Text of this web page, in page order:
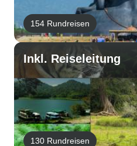
154 Rundreisen
Inkl. Reiseleitung
130 Rundreisen